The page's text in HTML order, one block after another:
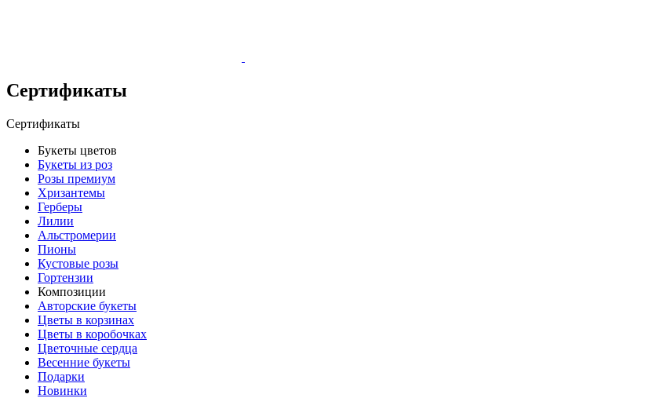
Сертификаты
Сертификаты
Букеты цветов
Букеты из роз
Розы премиум
Хризантемы
Герберы
Лилии
Альстромерии
Пионы
Кустовые розы
Гортензии
Композиции
Авторские букеты
Цветы в корзинах
Цветы в коробочках
Цветочные сердца
Весенние букеты
Подарки
Новинки